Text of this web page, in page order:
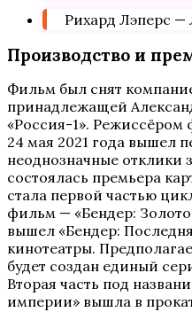
Рихард Лэперс —
Производство и
Фильм был снят
принадлежащей
«Россия-1». Режиссёром
24 мая 2021 года вышел
неоднозначные отклики
состоялась премьера
стала первой частью
фильм — «Бендер:
вышел «Бендер:
кинотеатры.
будет создан единый
Вторая часть под
империи» вышла в